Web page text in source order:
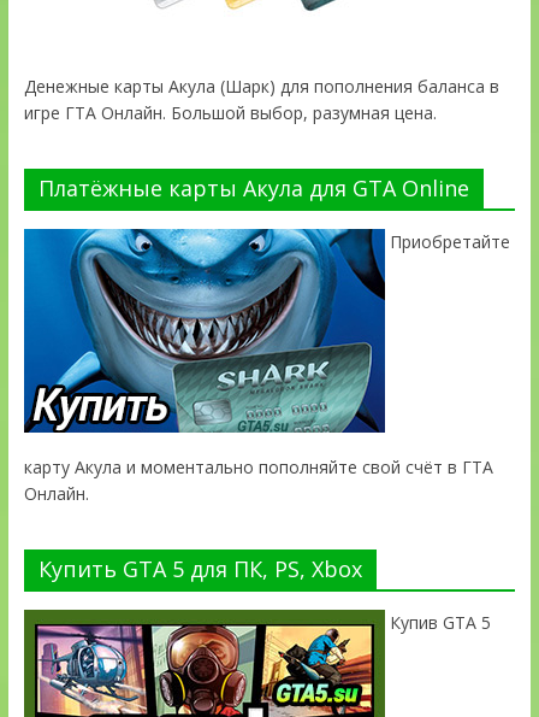
Денежные карты Акула (Шарк) для пополнения баланса в
игре ГТА Онлайн. Большой выбор, разумная цена.
Платёжные карты Акула для GTA Online
Приобретайте
карту Акула и моментально пополняйте свой счёт в ГТА
Онлайн.
Купить GTA 5 для ПК, PS, Xbox
Купив GTA 5